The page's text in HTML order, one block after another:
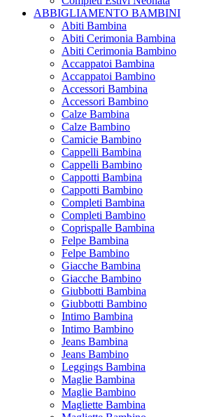
ABBIGLIAMENTO BAMBINI
Abiti Bambina
Abiti Cerimonia Bambina
Abiti Cerimonia Bambino
Accappatoi Bambina
Accappatoi Bambino
Accessori Bambina
Accessori Bambino
Calze Bambina
Calze Bambino
Camicie Bambino
Cappelli Bambina
Cappelli Bambino
Cappotti Bambina
Cappotti Bambino
Completi Bambina
Completi Bambino
Coprispalle Bambina
Felpe Bambina
Felpe Bambino
Giacche Bambina
Giacche Bambino
Giubbotti Bambina
Giubbotti Bambino
Intimo Bambina
Intimo Bambino
Jeans Bambina
Jeans Bambino
Leggings Bambina
Maglie Bambina
Maglie Bambino
Magliette Bambina